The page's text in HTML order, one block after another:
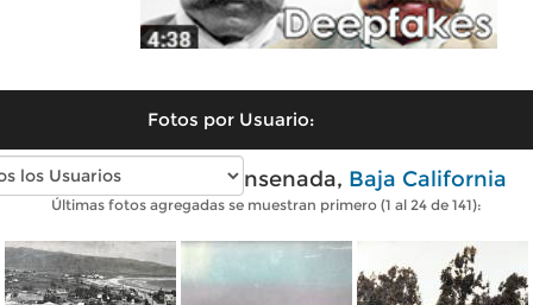
Fotos por Usuario:
Fotos antiguas de Ensenada, Baja California
Últimas fotos agregadas se muestran primero (1 al 24 de 141):